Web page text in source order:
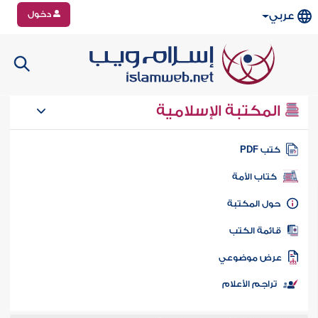
عربي دخول
المكتبة الإسلامية
كتب PDF
كتاب الأمة
المكتبة
الكتب
موضوعي